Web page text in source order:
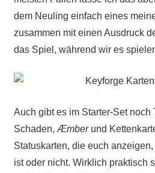
dem Neuling einfach eines
zusammen mit einen Ausdruck
das Spiel, während wir es
Auch gibt es im Starter-Set noch
Schaden, Æmber und
Statuskarten, die euch
ist oder nicht. Wirklich praktisch